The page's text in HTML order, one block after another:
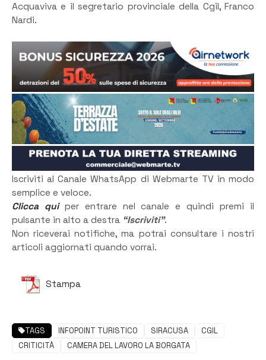
Acquaviva e il segretario provinciale della Cgil, Franco
Nardi.
Iscriviti al Canale WhatsApp di Webmarte TV in modo
semplice e veloce.
Clicca quiper entrare nel canale e quindi premi il
pulsante in alto a destra “Iscriviti”.
Non riceverai notifiche, ma potrai consultare i nostri
articoli aggiornati quando vorrai.
Stampa
TAGS INFOPOINT TURISTICO SIRACUSA
CGIL
CRITICITÀ
CAMERA DEL LAVORO LA BORGATA